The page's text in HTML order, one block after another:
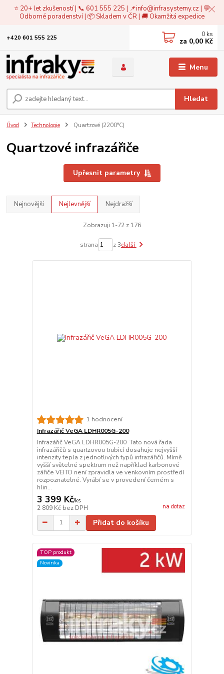
⭐ 20+ let zkušeností | 📞 601 555 225 | 📌info@infrasystemy.cz| 💬
Odborné poradenství | 📦 Skladem v ČR | 🚚 Okamžitá expedice
Menu
Hledat
+420 601 555 225 0 ks
za 0,00 Kč
Úvod Technologie Quartzové (2200°C)
Quartzové infrazářiče
Upřesnit parametry
Nejnovější Nejlevnější Nejdražší
Zobrazuji 1-72 z 176
strana z 3další
1 hodnocení
Infrazářič VeGA LDHR005G-200
Infrazářič VeGA LDHR005G-200 Tato nová řada
infrazářičů s quartzovou trubicí dosahuje nejvyšší
intenzity tepla z jednotlivých typů infrazářičů. Mírně
vyšší světelné spektrum než například karbonové
zářiče VEITO není zpravidla ve venkovním prostředí
rozpoznatelné. Vyrábí se v provedení černém s
hlin...
3 399 Kč/ks
2 809 Kč bez DPH na dotaz
Přidat do košíku
TOP produkt
Novinka